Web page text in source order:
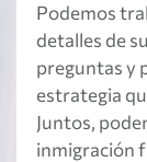
Podemos
detalles de
preguntas y
estrategia
Juntos,
inmigración